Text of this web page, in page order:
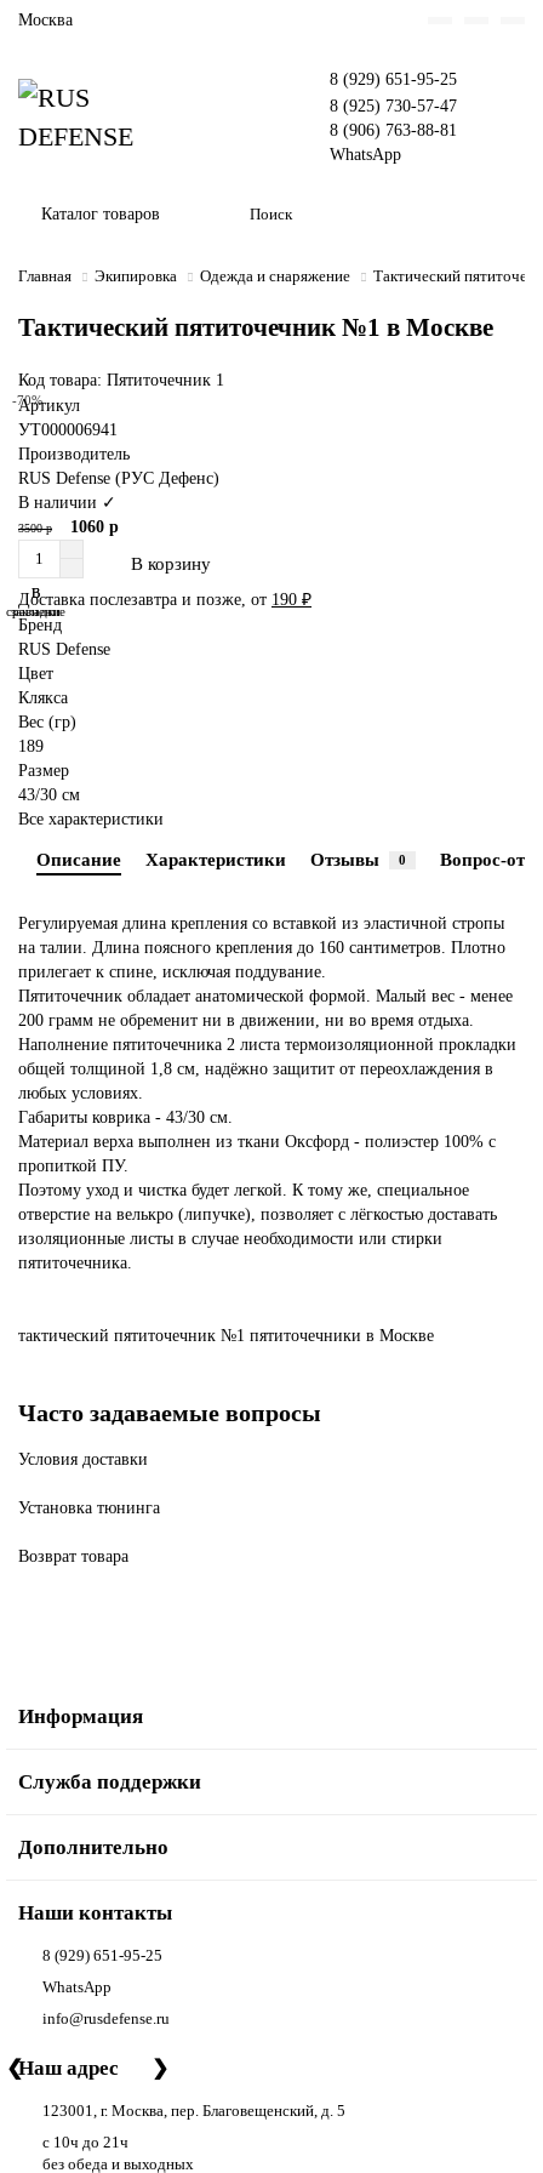
Москва
8 (929) 651-95-25
8 (925) 730-57-47
8 (906) 763-88-81
WhatsApp
Каталог товаров
Главная Экипировка Одежда и снаряжение Тактический
Тактический пятиточечник №1 в Москве
Код товара: Пятиточечник 1
-70%
Артикул
УТ000006941
Производитель
RUS Defense (РУС Дефенс)
В наличии ✓
3500 р 1060 р
В корзину
В
закладки
В
сравнение
Доставка послезавтра и позже, от 190 ₽
Бренд
RUS Defense
Цвет
Клякса
Вес (гр)
189
Размер
43/30 см
Все характеристики
Описание Характеристики Отзывы 0 Вопрос-
Регулируемая длина крепления со вставкой из эластичной стропы
на талии. Длина поясного крепления до 160 сантиметров. Плотно
прилегает к спине, исключая поддувание.
Пятиточечник обладает анатомической формой. Малый вес - менее
200 грамм не обременит ни в движении, ни во время отдыха.
Наполнение пятиточечника 2 листа термоизоляционной прокладки
общей толщиной 1,8 см, надёжно защитит от переохлаждения в
любых условиях.
Габариты коврика - 43/30 см.
Материал верха выполнен из ткани Оксфорд - полиэстер 100% с
пропиткой ПУ.
Поэтому уход и чистка будет легкой. К тому же, специальное
отверстие на велькро (липучке), позволяет с лёгкостью доставать
изоляционные листы в случае необходимости или стирки
пятиточечника.
тактический пятиточечник №1 пятиточечники в Москве
Часто задаваемые вопросы
Условия доставки
Установка тюнинга
Возврат товара
Информация
Служба поддержки
Дополнительно
Наши контакты
8 (929) 651-95-25
WhatsApp
info@rusdefense.ru
❮Наш адрес ❯
123001, г. Москва, пер. Благовещенский, д. 5
с 10ч до 21ч
без обеда и выходных